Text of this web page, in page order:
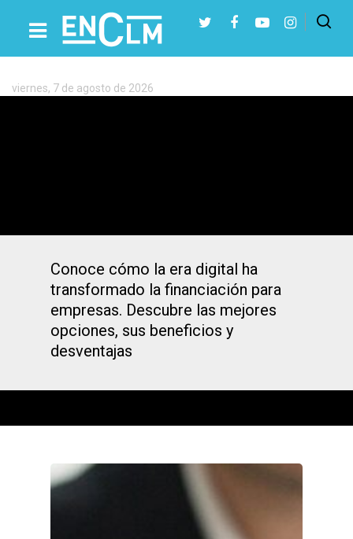
Etiqueta:
Financiación
Presiona Intro para buscar o ESC para cerrar
viernes, 7 de agosto de 2026
Conoce cómo la era digital ha
transformado la financiación para
empresas. Descubre las mejores
opciones, sus beneficios y
desventajas